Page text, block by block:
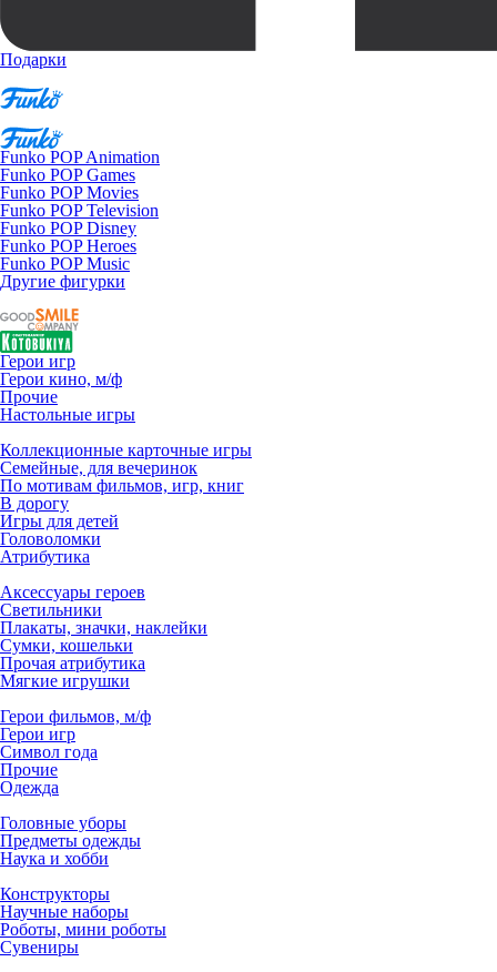
Подарки
Funko POP Animation
Funko POP Games
Funko POP Movies
Funko POP Television
Funko POP Disney
Funko POP Heroes
Funko POP Music
Другие фигурки
Герои игр
Герои кино, м/ф
Прочие
Настольные игры
Коллекционные карточные игры
Семейные, для вечеринок
По мотивам фильмов, игр, книг
В дорогу
Игры для детей
Головоломки
Атрибутика
Аксессуары героев
Светильники
Плакаты, значки, наклейки
Сумки, кошельки
Прочая атрибутика
Мягкие игрушки
Герои фильмов, м/ф
Герои игр
Символ года
Прочие
Одежда
Головные уборы
Предметы одежды
Наука и хобби
Конструкторы
Научные наборы
Роботы, мини роботы
Сувениры